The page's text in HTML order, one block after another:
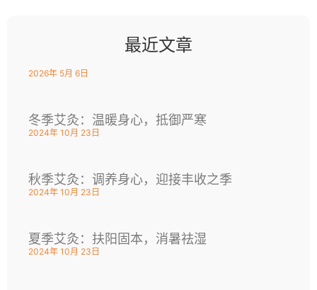
最近文章
2026年 5月 6日
冬季艾灸：温暖身心，抵御严寒
2024年 10月 23日
秋季艾灸：调养身心，迎接丰收之季
2024年 10月 23日
夏季艾灸：扶阳固本，消暑祛湿
2024年 10月 23日